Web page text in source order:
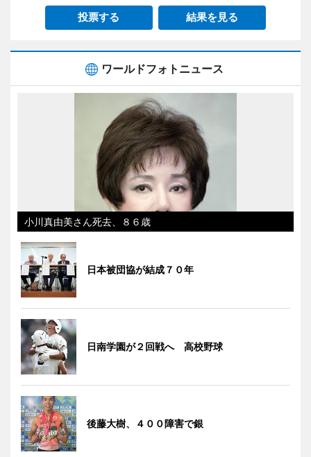
投票する 結果を見る
ワールドフォトニュース
小川真由美さん死去、８６歳
日本被団協が結成７０年
日南学園が２回戦へ 高校野球
後藤大樹、４００障害で銀